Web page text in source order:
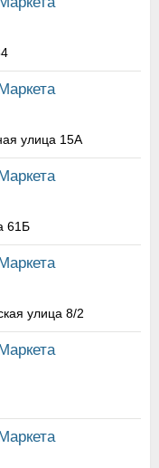
улица 15А
61Б
улица 8/2